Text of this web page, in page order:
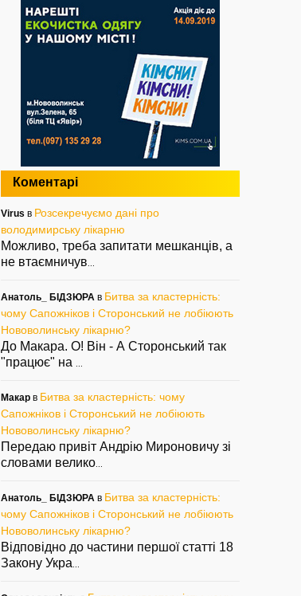
Коментарі
Virus в Розсекречуємо дані про
володимирську лікарню
Можливо, треба запитати мешканців, а
не втаємничув
Анатоль_ БІДЗЮРА в Битва за кластерність:
чому Сапожніков і Сторонський не лобіюють
Нововолинську лікарню?
До Макара. О! Він - А Сторонський так
"працює" на
Макар в Битва за кластерність: чому
Сапожніков і Сторонський не лобіюють
Нововолинську лікарню?
Передаю привіт Андрію Мироновичу зі
словами велико
Анатоль_ БІДЗЮРА в Битва за кластерність:
чому Сапожніков і Сторонський не лобіюють
Нововолинську лікарню?
Відповідно до частини першої статті 18
Закону Укра